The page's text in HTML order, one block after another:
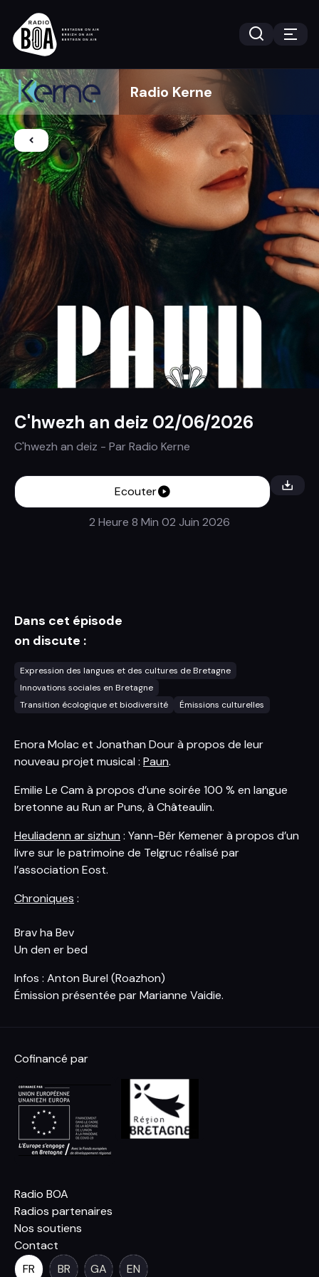
Radio Kerne
C'hwezh an deiz 02/06/2026
C'hwezh an deiz - ParRadio Kerne
Ecouter
2 Heure 8 Min 02 Juin 2026
Dans cet épisode
on discute :
Expression des langues et des cultures de Bretagne
Innovations sociales en Bretagne
Transition écologique et biodiversité
Émissions culturelles
Enora Molac et Jonathan Dour à propos de leur
nouveau projet musical : Paun.
Emilie Le Cam à propos d’une soirée 100 % en langue
bretonne au Run ar Puns, à Châteaulin.
Heuliadenn ar sizhun : Yann-Bêr Kemener à propos d’un
livre sur le patrimoine de Telgruc réalisé par
l’association Eost.
Chroniques :
Brav ha Bev
Un den er bed
Infos : Anton Burel (Roazhon)
Émission présentée par Marianne Vaidie.
Cofinancé par
Radio BOA
Radios partenaires
Nos soutiens
Contact
FR
BR GA EN